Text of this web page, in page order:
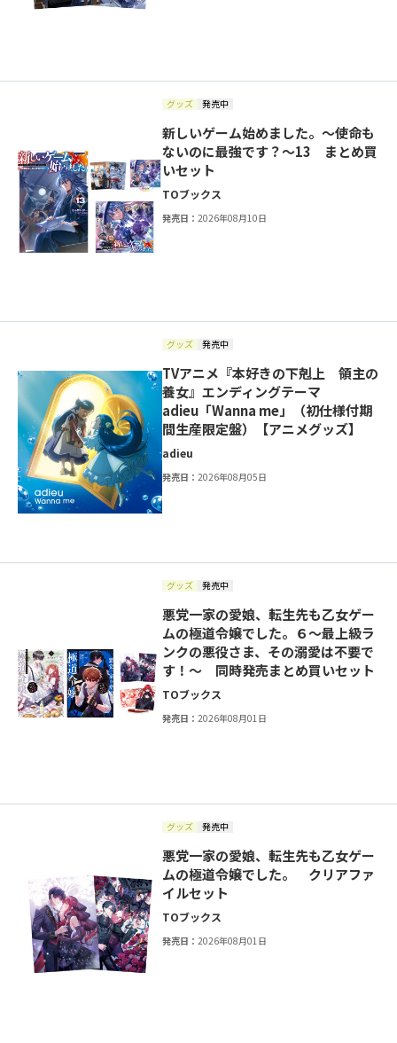
グッズ 発売中
新しいゲーム始めました。～使命も
ないのに最強です？～13 まとめ買
いセット
TOブックス
発売日：2026年08月10日
グッズ 発売中
TVアニメ『本好きの下剋上 領主の
養女』エンディングテーマ
adieu「Wanna me」（初仕様付期
間生産限定盤）【アニメグッズ】
adieu
発売日：2026年08月05日
グッズ 発売中
悪党一家の愛娘、転生先も乙女ゲー
ムの極道令嬢でした。６～最上級ラ
ンクの悪役さま、その溺愛は不要で
す！～ 同時発売まとめ買いセット
TOブックス
発売日：2026年08月01日
グッズ 発売中
悪党一家の愛娘、転生先も乙女ゲー
ムの極道令嬢でした。 クリアファ
イルセット
TOブックス
発売日：2026年08月01日